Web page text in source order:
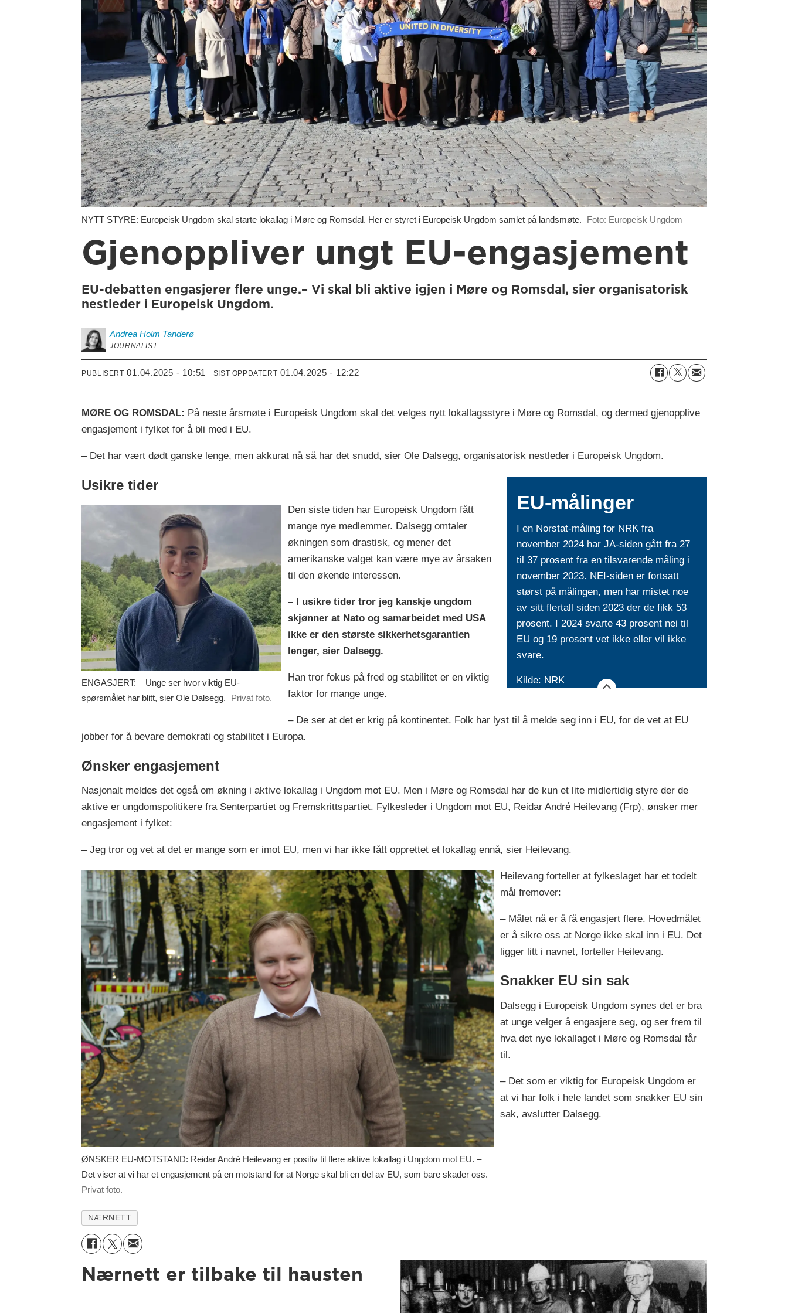
NYTT STYRE: Europeisk Ungdom skal starte lokallag i Møre og Romsdal. Her er styret i Europeisk Ungdom samlet på landsmøte. Foto: Europeisk Ungdom
Gjenoppliver ungt EU-engasjement
EU-debatten engasjerer flere unge.– Vi skal bli aktive igjen i Møre og Romsdal, sier organisatorisk
nestleder i Europeisk Ungdom.
Andrea Holm Tanderø
JOURNALIST
PUBLISERT 01.04.2025 - 10:51 SIST OPPDATERT 01.04.2025 - 12:22
MØRE OG ROMSDAL: På neste årsmøte i Europeisk Ungdom skal det velges nytt lokallagsstyre i Møre og Romsdal, og dermed gjenopplive
engasjement i fylket for å bli med i EU.
– Det har vært dødt ganske lenge, men akkurat nå så har det snudd, sier Ole Dalsegg, organisatorisk nestleder i Europeisk Ungdom.
EU-målinger
I en Norstat-måling for NRK fra
november 2024 har JA-siden gått fra 27
til 37 prosent fra en tilsvarende måling i
november 2023. NEI-siden er fortsatt
størst på målingen, men har mistet noe
av sitt flertall siden 2023 der de fikk 53
prosent. I 2024 svarte 43 prosent nei til
EU og 19 prosent vet ikke eller vil ikke
svare.
Kilde: NRK
Usikre tider
ENGASJERT: – Unge ser hvor viktig EU-
spørsmålet har blitt, sier Ole Dalsegg.
Privat foto.
Den siste tiden har Europeisk Ungdom fått
mange nye medlemmer. Dalsegg omtaler
økningen som drastisk, og mener det
amerikanske valget kan være mye av årsaken
til den økende interessen.
– I usikre tider tror jeg kanskje ungdom
skjønner at Nato og samarbeidet med USA
ikke er den største sikkerhetsgarantien
lenger, sier Dalsegg.
Han tror fokus på fred og stabilitet er en viktig
faktor for mange unge.
– De ser at det er krig på kontinentet. Folk har lyst til å melde seg inn i EU, for de vet at EU
jobber for å bevare demokrati og stabilitet i Europa.
Ønsker engasjement
Nasjonalt meldes det også om økning i aktive lokallag i Ungdom mot EU. Men i Møre og Romsdal har de kun et lite midlertidig styre der de
aktive er ungdomspolitikere fra Senterpartiet og Fremskrittspartiet. Fylkesleder i Ungdom mot EU, Reidar André Heilevang (Frp), ønsker mer
engasjement i fylket:
– Jeg tror og vet at det er mange som er imot EU, men vi har ikke fått opprettet et lokallag ennå, sier Heilevang.
ØNSKER EU-MOTSTAND: Reidar André Heilevang er positiv til flere aktive lokallag i Ungdom mot EU. –
Det viser at vi har et engasjement på en motstand for at Norge skal bli en del av EU, som bare skader oss.
Privat foto.
Heilevang forteller at fylkeslaget har et todelt
mål fremover:
– Målet nå er å få engasjert flere. Hovedmålet
er å sikre oss at Norge ikke skal inn i EU. Det
ligger litt i navnet, forteller Heilevang.
Snakker EU sin sak
Dalsegg i Europeisk Ungdom synes det er bra
at unge velger å engasjere seg, og ser frem til
hva det nye lokallaget i Møre og Romsdal får
til.
– Det som er viktig for Europeisk Ungdom er
at vi har folk i hele landet som snakker EU sin
sak, avslutter Dalsegg.
NÆRNETT
Nærnett er tilbake til hausten